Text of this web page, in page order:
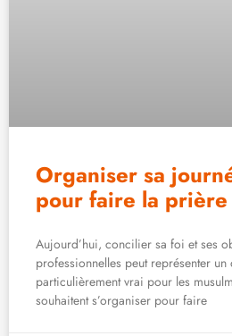
Organiser sa
pour faire la
Aujourd’hui, concilier sa foi et ses
professionnelles peut représenter
particulièrement vrai pour les
souhaitent s’organiser pour faire